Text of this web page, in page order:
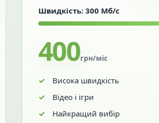
Швидкість: 300 Мб/с
400грн/міс
Висока швидкість
Відео і ігри
Найкращий вибір